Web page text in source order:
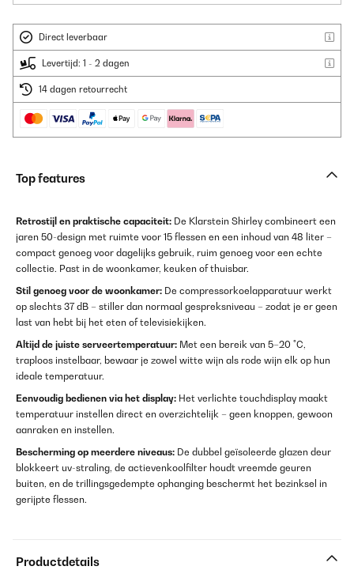
Direct leverbaar
Levertijd: 1 - 2 dagen
14 dagen retourrecht
Top features
Retrostijl en praktische capaciteit: De Klarstein Shirley combineert een
jaren 50-design met ruimte voor 15 flessen en een inhoud van 48 liter –
compact genoeg voor dagelijks gebruik, ruim genoeg voor een echte
collectie. Past in de woonkamer, keuken of thuisbar.
Stil genoeg voor de woonkamer: De compressorkoelapparatuur werkt
op slechts 37 dB – stiller dan normaal gespreksniveau – zodat je er geen
last van hebt bij het eten of televisiekijken.
Altijd de juiste serveertemperatuur: Met een bereik van 5–20 °C,
traploos instelbaar, bewaar je zowel witte wijn als rode wijn elk op hun
ideale temperatuur.
Eenvoudig bedienen via het display: Het verlichte touchdisplay maakt
temperatuur instellen direct en overzichtelijk – geen knoppen, gewoon
aanraken en instellen.
Bescherming op meerdere niveaus: De dubbel geïsoleerde glazen deur
blokkeert uv-straling, de actievenkoolfilter houdt vreemde geuren
buiten, en de trillingsgedempte ophanging beschermt het bezinksel in
gerijpte flessen.
Productdetails